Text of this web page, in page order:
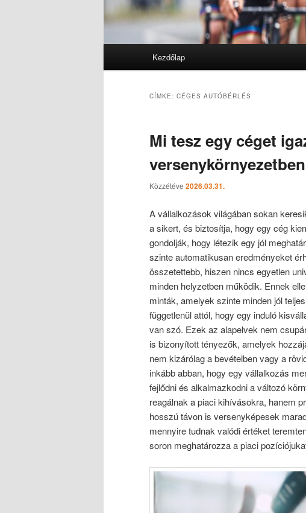
Kezdőlap
CÍMKE: CÉGES AUTÓBÉRLÉS
Mi tesz egy céget
Közzétéve 2026.03.31.
A vállalkozások világában sokan
a sikert, és biztosítja, hogy egy cég
gondolják, hogy létezik egy jól
szinte automatikusan eredményeket
összetettebb, hiszen nincs egyetlen
minden helyzetben működik. Ennek
minták, amelyek szinte minden jól
függetlenül attól, hogy egy induló
van szó. Ezek az alapelvek nem
is bizonyított tényezők, amelyek
nem kizárólag a bevételben vagy a
inkább abban, hogy egy vállalkozás
fejlődni és alkalmazkodni a változó
reagálnak a piaci kihívásokra, hanem
hosszú távon is versenyképesek
mennyire tudnak valódi értéket
soron meghatározza a piaci